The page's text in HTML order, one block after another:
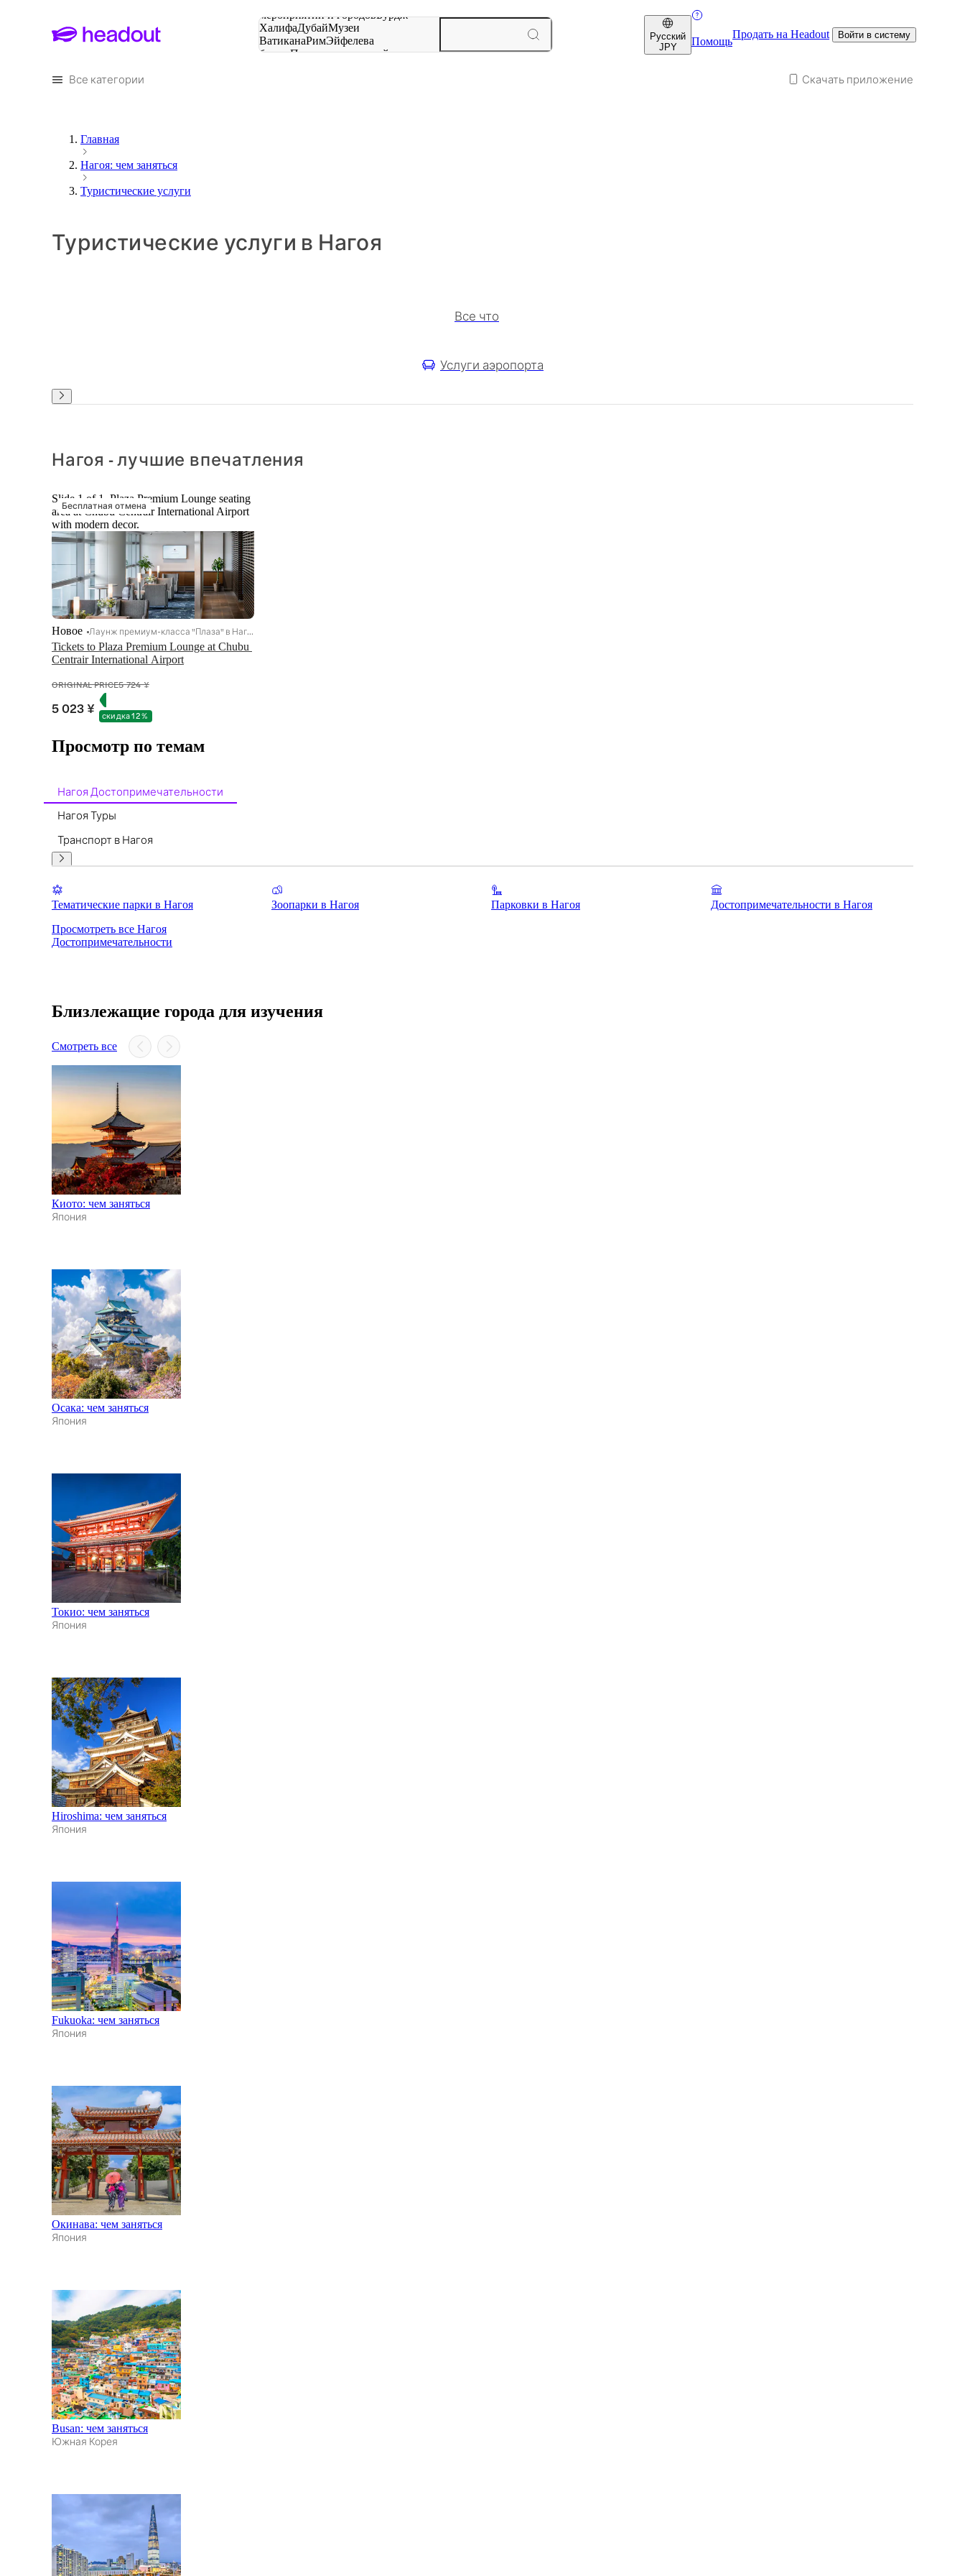
мероприятий и городовБурдж-
ХалифаДубайМузеи
ВатиканаРимЭйфелева
башняПарижмероприятий и
Русский
JPY
Помощь
Продать на Headout Войти в систему
Все категории Скачать приложение
Главная
Нагоя: чем заняться
Туристические услуги
Туристические услуги в Нагоя
Все что
Услуги аэропорта
Нагоя - лучшие впечатления
Бесплатная отмена
Slide 1 of 1, Plaza Premium Lounge seating
area at Chubu Centrair International Airport
with modern decor.
Tickets to Plaza Premium Lounge at Chubu
Centrair International Airport
Новое Лаунж премиум-класса "Плаза" в Нагое
ORIGINAL PRICE5 724 ¥
5 023 ¥ скидка 12 %
Просмотр по темам
Нагоя Достопримечательности
Нагоя Туры
Транспорт в Нагоя
Тематические парки в Нагоя Зоопарки в Нагоя Парковки в Нагоя
Достопримечательности в Нагоя
Просмотреть все Нагоя
Достопримечательности
Близлежащие города для изучения
Смотреть все
Киото: чем заняться
Япония
Осака: чем заняться
Япония
Токио: чем заняться
Япония
Hiroshima: чем заняться
Япония
Fukuoka: чем заняться
Япония
Окинава: чем заняться
Япония
Busan: чем заняться
Южная Корея